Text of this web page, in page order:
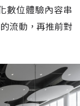
數位體驗內容串
流動，再推前對